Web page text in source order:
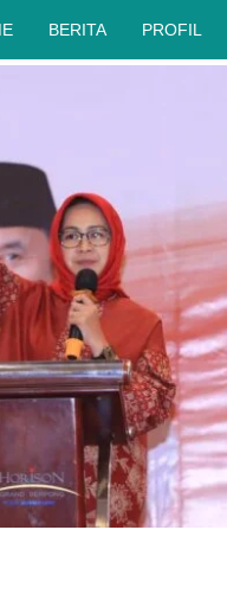
BERITA PROFIL